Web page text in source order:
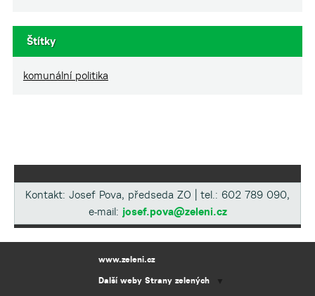
Štítky
komunální politika
Kontakt: Josef Pova, předseda ZO | tel.: 602 789 090,
e-mail: josef.pova@zeleni.cz
www.zeleni.cz
Další weby Strany zelených
▼